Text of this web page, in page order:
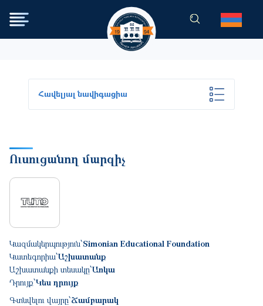
Skip to main content
Հավելյալ նավիգացիա
Ուսուցանող մարզիչ
Կազմակերպություն՝Simonian Educational Foundation
Կատեգորիա՝Աշխատանք
Աշխատանքի տեսակը՝Առկա
Դրույք՝Կես դրույք
Գտնվելու վայրը՝Ճամբարակ